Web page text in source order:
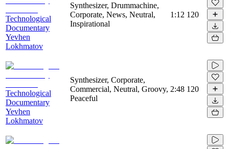
Technological
Documentary
Yevhen
Lokhmatov
Synthesizer, Drummachine,
Corporate, News, Neutral,
Inspirational
1:12 120
Technological
Documentary
Yevhen
Lokhmatov
Synthesizer, Corporate,
Commercial, Neutral, Groovy,
Peaceful
2:48 120